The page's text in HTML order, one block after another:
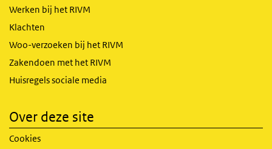
Werken bij het RIVM
Klachten
Woo-verzoeken bij het RIVM
Zakendoen met het RIVM
Huisregels sociale media
Over deze site
Cookies